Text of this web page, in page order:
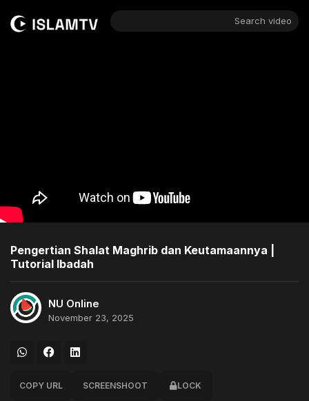
Search video
Pengertian Shalat Maghrib dan Keutamaannya |
Tutorial Ibadah
NU Online
November 23, 2025
COPY URL SCREENSHOOT LOCK